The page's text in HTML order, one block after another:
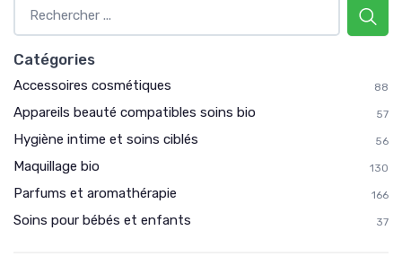
Catégories
Accessoires cosmétiques 88
Appareils beauté compatibles soins bio 57
Hygiène intime et soins ciblés 56
Maquillage bio 130
Parfums et aromathérapie 166
Soins pour bébés et enfants 37